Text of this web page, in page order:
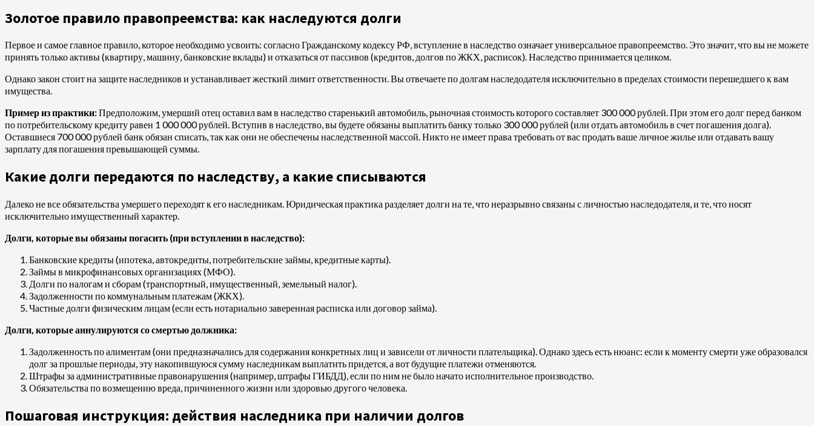
Золотое правило правопреемства: как наследуются долги
Первое и самое главное правило, которое необходимо усвоить: согласно Гражданскому кодексу РФ, вступление в наследство означает универсальное правопреемство. Это значит, что вы не можете
принять только активы (квартиру, машину, банковские вклады) и отказаться от пассивов (кредитов, долгов по ЖКХ, расписок). Наследство принимается целиком.
Однако закон стоит на защите наследников и устанавливает жесткий лимит ответственности. Вы отвечаете по долгам наследодателя исключительно в пределах стоимости перешедшего к вам
имущества.
Пример из практики:Предположим, умерший отец оставил вам в наследство старенький автомобиль, рыночная стоимость которого составляет 300 000 рублей. При этом его долг перед банком
по потребительскому кредиту равен 1 000 000 рублей. Вступив в наследство, вы будете обязаны выплатить банку только 300 000 рублей (или отдать автомобиль в счет погашения долга).
Оставшиеся 700 000 рублей банк обязан списать, так как они не обеспечены наследственной массой. Никто не имеет права требовать от вас продать ваше личное жилье или отдавать вашу
зарплату для погашения превышающей суммы.
Какие долги передаются по наследству, а какие списываются
Далеко не все обязательства умершего переходят к его наследникам. Юридическая практика разделяет долги на те, что неразрывно связаны с личностью наследодателя, и те, что носят
исключительно имущественный характер.
Долги, которые вы обязаны погасить (при вступлении в наследство):
Банковские кредиты (ипотека, автокредиты, потребительские займы, кредитные карты).
Займы в микрофинансовых организациях (МФО).
Долги по налогам и сборам (транспортный, имущественный, земельный налог).
Задолженности по коммунальным платежам (ЖКХ).
Частные долги физическим лицам (если есть нотариально заверенная расписка или договор займа).
Долги, которые аннулируются со смертью должника:
Задолженность по алиментам (они предназначались для содержания конкретных лиц и зависели от личности плательщика). Однако здесь есть нюанс: если к моменту смерти уже образовался
долг за прошлые периоды, эту накопившуюся сумму наследникам выплатить придется, а вот будущие платежи отменяются.
Штрафы за административные правонарушения (например, штрафы ГИБДД), если по ним не было начато исполнительное производство.
Обязательства по возмещению вреда, причиненного жизни или здоровью другого человека.
Пошаговая инструкция: действия наследника при наличии долгов